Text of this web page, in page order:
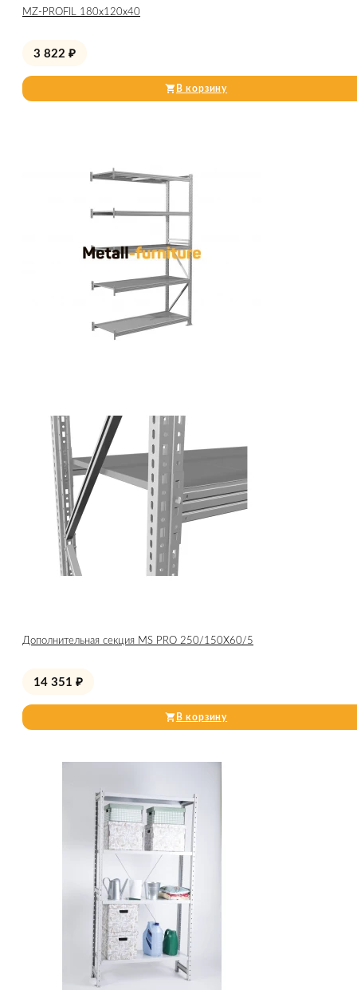
МZ-PROFIL 180х120х40
3 822 ₽
В корзину
Дополнительная секция MS PRO 250/150X60/5
14 351 ₽
В корзину